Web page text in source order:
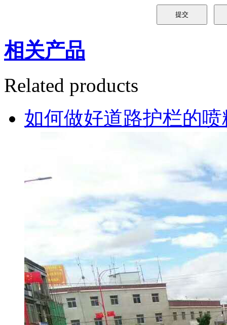
相关产品
Related products
如何做好道路护栏的喷